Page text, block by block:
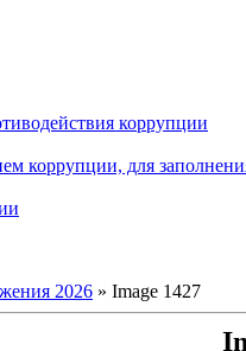
коррупции
коррупции, для
2026 » Image 1427